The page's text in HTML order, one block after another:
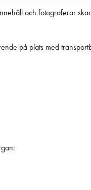
och fotograferar
på plats med